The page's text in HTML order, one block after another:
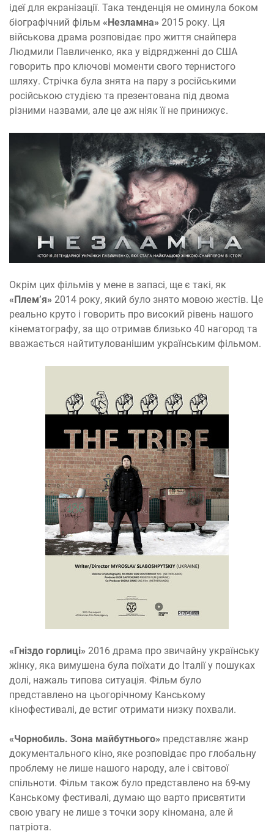
ідеї для екранізації. Така тенденція не оминула боком
біографічний фільм «Незламна» 2015 року. Ця
військова драма розповідає про життя снайпера
Людмили Павличенко, яка у відрядженні до США
говорить про ключові моменти свого тернистого
шляху. Стрічка була знята на пару з російськими
російською студією та презентована під двома
різними назвами, але це аж ніяк її не принижує.
Окрім цих фільмів у мене в запасі, ще є такі, як
«Плем’я» 2014 року, який було знято мовою жестів. Це
реально круто і говорить про високий рівень нашого
кінематографу, за що отримав близько 40 нагород та
вважається найтитулованішим українським фільмом.
«Гніздо горлиці» 2016 драма про звичайну українську
жінку, яка вимушена була поїхати до Італії у пошуках
долі, нажаль типова ситуація. Фільм було
представлено на цьогорічному Канському
кінофестивалі, де встиг отримати низку похвали.
«Чорнобиль. Зона майбутнього» представляє жанр
документального кіно, яке розповідає про глобальну
проблему не лише нашого народу, але і світової
спільноти. Фільм також було представлено на 69-му
Канському фестивалі, думаю що варто присвятити
свою увагу не лише з точки зору кіномана, але й
патріота.